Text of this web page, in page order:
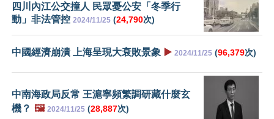
四川內江公交撞人 民眾憂公安「冬季行
動」非法管控 2024/11/25 (24,790次)
中國經濟崩潰 上海呈現大衰敗景象 ▶️ 2024/11/25 (96,379次)
中南海政局反常 王滬寧頻繁調研藏什麼玄
機？ 🖼️ 2024/11/25 (28,887次)